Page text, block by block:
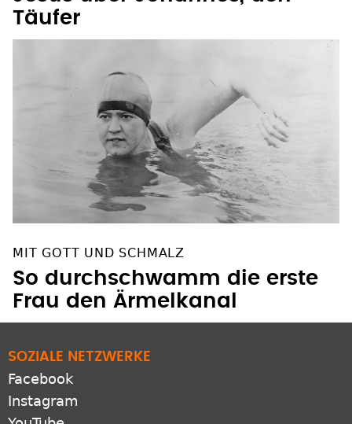
MIT GOTT UND SCHMALZ
So durchschwamm die erste
Frau den Ärmelkanal
Facebook
Instagram
YouTube
Pinterest